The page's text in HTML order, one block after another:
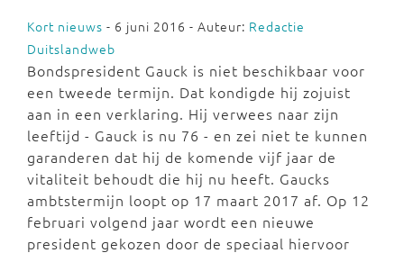
Kort nieuws - 6 juni 2016 - Auteur: Redactie
Duitslandweb
Bondspresident Gauck is niet beschikbaar voor
een tweede termijn. Dat kondigde hij zojuist
aan in een verklaring. Hij verwees naar zijn
leeftijd - Gauck is nu 76 - en zei niet te kunnen
garanderen dat hij de komende vijf jaar de
vitaliteit behoudt die hij nu heeft. Gaucks
ambtstermijn loopt op 17 maart 2017 af. Op 12
februari volgend jaar wordt een nieuwe
president gekozen door de speciaal hiervoor